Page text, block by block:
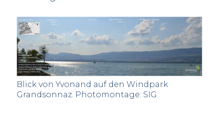
Blick von Yvonand auf den Windpark
Grandsonnaz. Photomontage: SIG